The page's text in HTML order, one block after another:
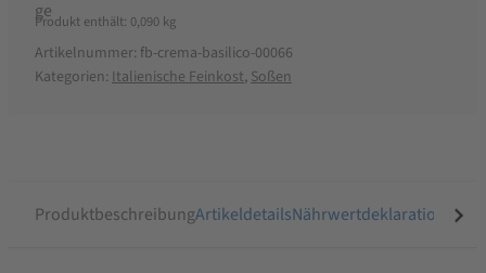
Produkt enthält: 0,090 kg
Artikelnummer: fb-crema-basilico-00066
Kategorien: Italienische Feinkost, Soßen
ProduktbeschreibungArtikeldetailsNährwertdeklaration